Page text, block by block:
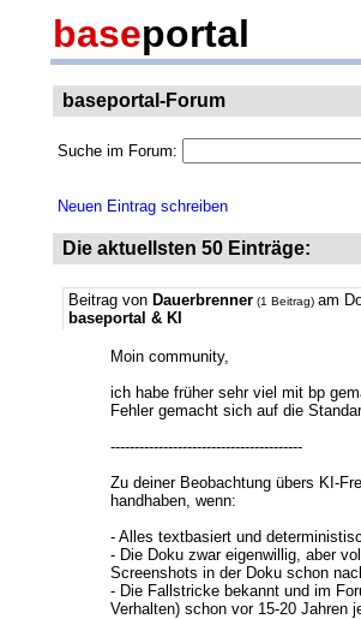
baseportal
baseportal-Forum
Suche im Forum:
Neuen Eintrag schreiben
Die aktuellsten 50 Einträge:
Beitrag von Dauerbrenner (1 Beitrag) am
baseportal & KI
Moin community,
ich habe früher sehr viel mit bp
Fehler gemacht sich auf die
----------------------------------------
Zu deiner Beobachtung übers KI-
handhaben, wenn:
- Alles textbasiert und
- Die Doku zwar eigenwillig, aber
Screenshots in der Doku schon
- Die Fallstricke bekannt und im
Verhalten) schon vor 15-20 Jahren